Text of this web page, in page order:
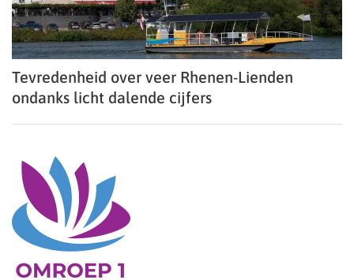
Tevredenheid over veer Rhenen-Lienden
ondanks licht dalende cijfers